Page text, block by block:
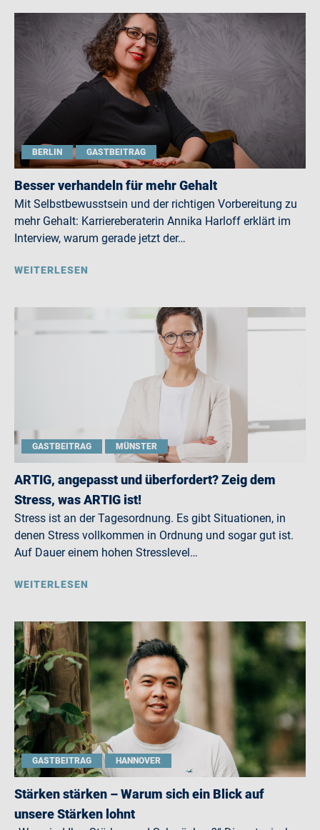
BERLIN GASTBEITRAG
Besser verhandeln für mehr Gehalt
Mit Selbstbewusstsein und der richtigen Vorbereitung zu
mehr Gehalt: Karriereberaterin Annika Harloff erklärt im
Interview, warum gerade jetzt der…
WEITERLESEN
GASTBEITRAG MÜNSTER
ARTIG, angepasst und überfordert? Zeig dem
Stress, was ARTIG ist!
Stress ist an der Tagesordnung. Es gibt Situationen, in
denen Stress vollkommen in Ordnung und sogar gut ist.
Auf Dauer einem hohen Stresslevel…
WEITERLESEN
GASTBEITRAG HANNOVER
Stärken stärken – Warum sich ein Blick auf
unsere Stärken lohnt